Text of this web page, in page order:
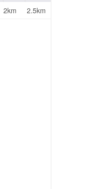
2km 2.5km